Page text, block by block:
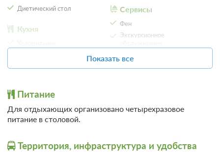
3 фото
Стандарт 2-местный 1-комнатный
Телевизор
Программа «Диагностика и отдых»
лечение, четырехразовое питание
Диетический стол
Кухня
Банкетный зал
Бесплатная автостоянка /
Сервисы
Фен
Экскурсионное
гладильной доски
Общие
Удобства в номере
Показать все
Питание
Для отдыхающих организовано четырехразовое
питание в столовой.
Территория, инфраструктура и удобства